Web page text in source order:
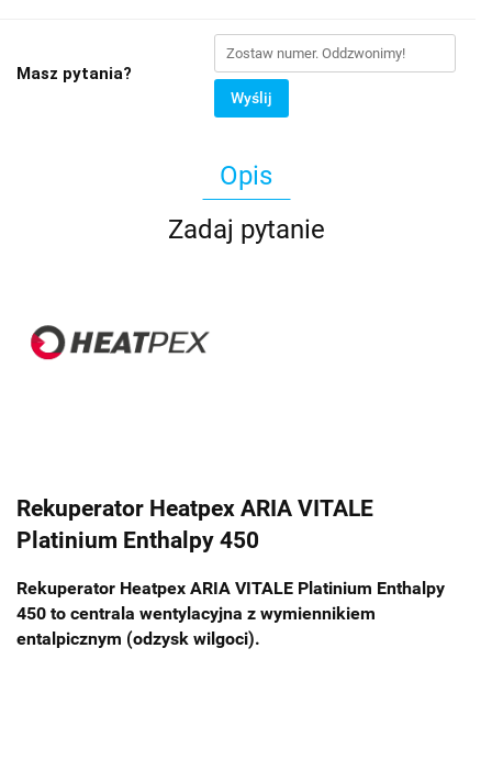
Masz pytania?
Wyślij
Opis
Zadaj pytanie
Rekuperator Heatpex ARIA VITALE
Platinium Enthalpy 450
Rekuperator Heatpex ARIA VITALE Platinium Enthalpy
450 to centrala wentylacyjna z wymiennikiem
entalpicznym (odzysk wilgoci).